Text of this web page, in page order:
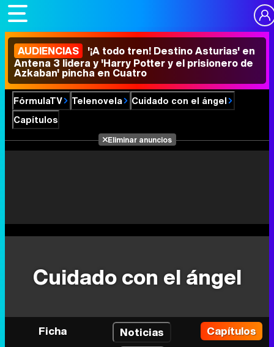
AUDIENCIAS '¡A todo tren! Destino Asturias' en
Antena 3 lidera y 'Harry Potter y el prisionero de
Azkaban' pincha en Cuatro
FórmulaTV Telenovela
Cuidado con el ángel
Capítulos
Eliminar anuncios
Cuidado con el ángel
Ficha Noticias
Capítulos